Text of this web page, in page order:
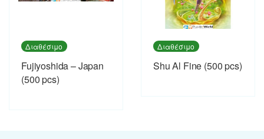
Διαθέσιμο
Fujiyoshida – Japan
(500 pcs)
Διαθέσιμο
Shu Al Fine (500 pcs)